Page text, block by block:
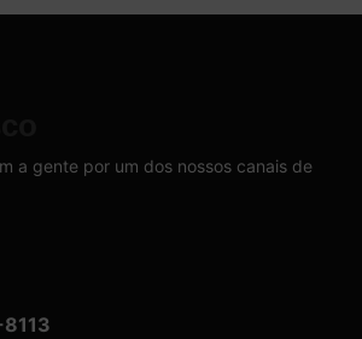
a gente por um dos nossos canais de